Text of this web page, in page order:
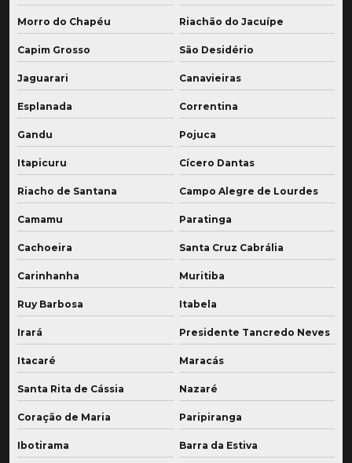
Morro do Chapéu Riachão do Jacuípe
Capim Grosso São Desidério
Jaguarari Canavieiras
Esplanada Correntina
Gandu Pojuca
Itapicuru Cícero Dantas
Riacho de Santana Campo Alegre de Lourdes
Camamu Paratinga
Cachoeira Santa Cruz Cabrália
Carinhanha Muritiba
Ruy Barbosa Itabela
Irará Presidente Tancredo Neves
Itacaré Maracás
Santa Rita de Cássia Nazaré
Coração de Maria Paripiranga
Ibotirama Barra da Estiva